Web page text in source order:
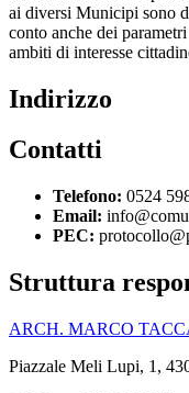
ai diversi Municipi sono
conto anche dei
ambiti di interesse
Indirizzo
Contatti
Telefono: 0524
Email:
PEC:
Struttura
ARCH. MARCO
Piazzale Meli Lupi, 1,